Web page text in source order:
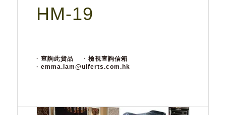
HM-19
· 查詢此貨品
· 檢視查詢信箱
· emma.lam@ulferts.com.hk